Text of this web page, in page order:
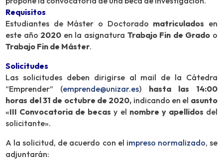
Requisitos
Estudiantes de Máster o Doctorado matriculados en
este año 2020 en la asignatura Trabajo Fin de Grado o
Trabajo Fin de Máster.
Solicitudes
Las solicitudes deben dirigirse al mail de la Cátedra
“Emprender” (emprende@unizar.es) hasta las 14:00
horas del 31 de octubre de 2020, indicando en el asunto
«III Convocatoria de becas y el nombre y apellidos del
solicitante».
A la solicitud, de acuerdo con el impreso normalizado, se
adjuntarán: